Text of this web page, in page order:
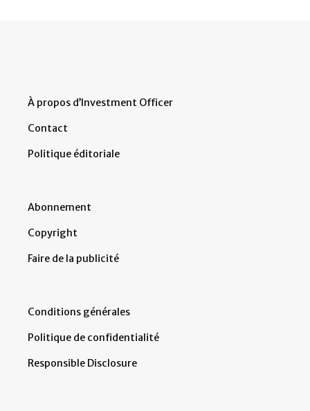
À propos d’Investment Officer
Contact
Politique éditoriale
Abonnement
Copyright
Faire de la publicité
Conditions générales
Politique de confidentialité
Responsible Disclosure